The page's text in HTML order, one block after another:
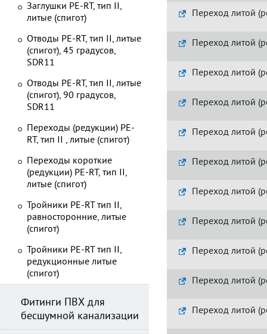
Переход литой
Переход литой
Переход литой
Переход литой
Переход литой
Переход литой
Переход литой
Переход литой
Переход литой
Переход литой
Переход литой
Заглушки PE-RT, тип II,
литые (спигот)
Отводы PE-RT, тип II, литые
(спигот), 45 градусов,
SDR11
Отводы PE-RT, тип II, литые
(спигот), 90 градусов,
SDR11
Переходы (редукции) PE-
RT, тип II , литые (спигот)
Переходы короткие
(редукции) PE-RT, тип II,
литые (спигот)
Тройники PE-RT тип II,
равносторонние, литые
(спигот)
Тройники PE-RT тип II,
редукционные литые
(спигот)
Фитинги ПВХ для
бесшумной канализации